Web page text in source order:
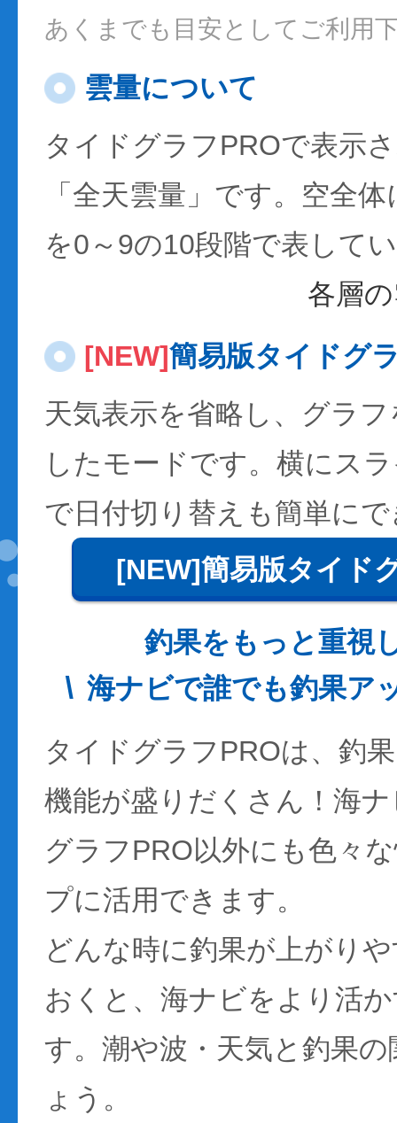
あくまでも目安としてご利用
雲量について
タイドグラフPROで表示
「全天雲量」です。空全
を0～9の10段階で表して
各層
[NEW]簡易版タイドグ
天気表示を省略し、グラ
したモードです。横にス
で日付切り替えも簡単に
[NEW]簡易版タイド
釣果をもっと重視
海ナビで誰でも釣果ア
タイドグラフPROは、釣
機能が盛りだくさん！海
グラフPRO以外にも色々
プに活用できます。
どんな時に釣果が上がり
おくと、海ナビをより活
す。潮や波・天気と釣果
ょう。